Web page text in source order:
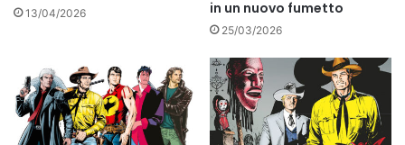
13/04/2026
in un nuovo fumetto
25/03/2026